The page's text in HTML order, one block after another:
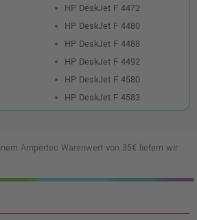
HP DeskJet F 4472
HP DeskJet F 4480
HP DeskJet F 4488
HP DeskJet F 4492
HP DeskJet F 4580
HP DeskJet F 4583
Ampertec Warenwert von 35€ liefern wir